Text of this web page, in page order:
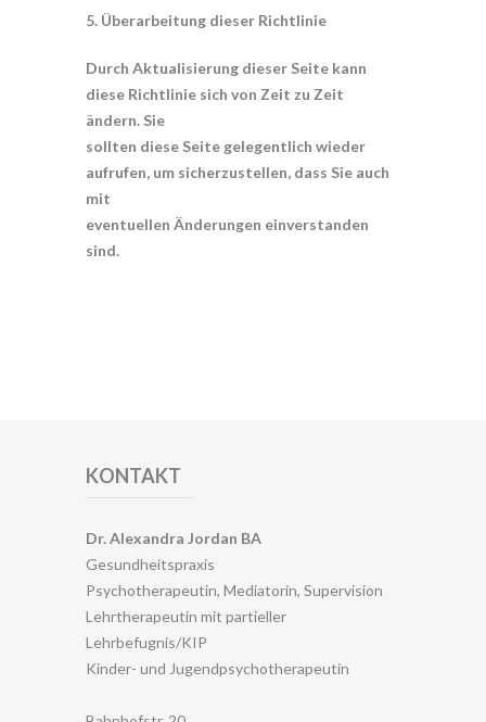
5. Überarbeitung dieser Richtlinie
Durch Aktualisierung dieser Seite kann
diese Richtlinie sich von Zeit zu Zeit
ändern. Sie
sollten diese Seite gelegentlich wieder
aufrufen, um sicherzustellen, dass Sie auch
mit
eventuellen Änderungen einverstanden
sind.
KONTAKT
Dr. Alexandra Jordan BA
Gesundheitspraxis
Psychotherapeutin, Mediatorin, Supervision
Lehrtherapeutin mit partieller
Lehrbefugnis/KIP
Kinder- und Jugendpsychotherapeutin